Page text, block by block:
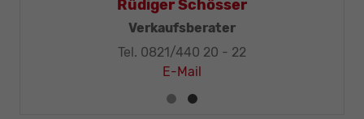
Rüdiger Schösser
Verkaufsberater
Tel. 0821/440 20 - 22
E-Mail